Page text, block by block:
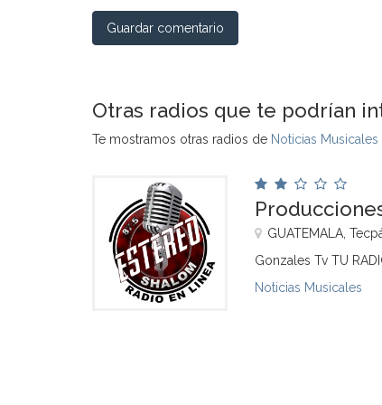
Guardar comentario
Otras radios que te podrían
Te mostramos otras radios de Noticias
GUATEMALA,
Gonzales Tv TU
Noticias Musicales